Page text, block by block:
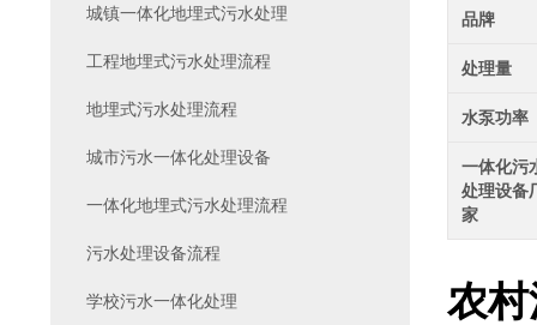
品牌
处理量
水泵功率
一体化污
处理设备
家
农
城镇一体化地埋式污水处理
工程地埋式污水处理流程
地埋式污水处理流程
城市污水一体化处理设备
一体化地埋式污水处理流程
污水处理设备流程
学校污水一体化处理